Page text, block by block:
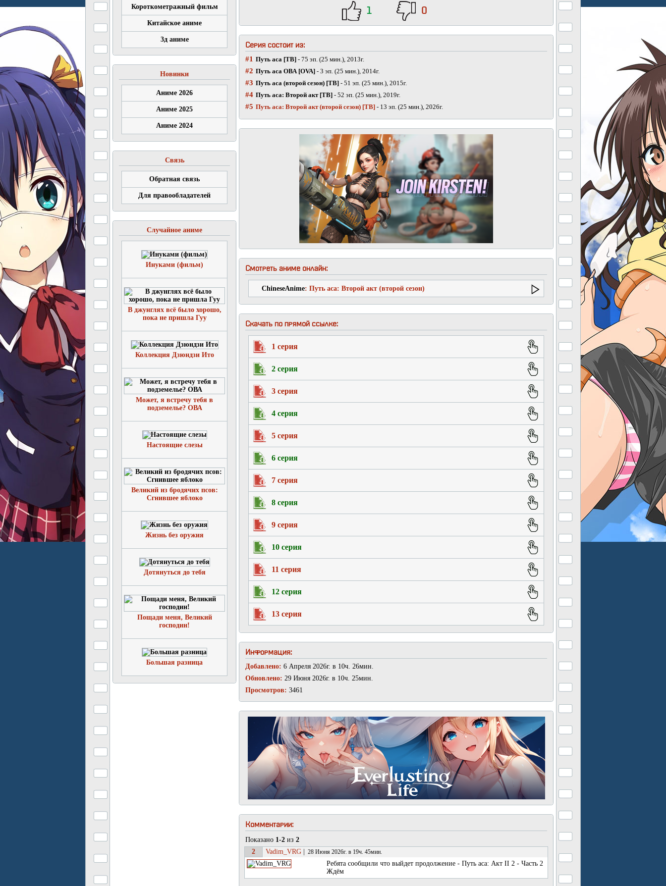
Короткометражный фильм
Китайское аниме
3д аниме
Новинки
Аниме 2026
Аниме 2025
Аниме 2024
Связь
Обратная связь
Для правообладателей
Случайное аниме
Инуками (фильм)
В джунглях всё было хорошо,
пока не пришла Гуу
Коллекция Дзюндзи Ито
Может, я встречу тебя в
подземелье? ОВА
Настоящие слезы
Великий из бродячих псов:
Сгнившее яблоко
Жизнь без оружия
Дотянуться до тебя
Пощади меня, Великий
господин!
Большая разница
1 0
Серия состоит из:
#1 Путь аса [ТВ] - 75 эп. (25 мин.), 2013г.
#2 Путь аса ОВА [OVA] - 3 эп. (25 мин.), 2014г.
#3 Путь аса (второй сезон) [ТВ] - 51 эп. (25 мин.), 2015г.
#4 Путь аса: Второй акт [ТВ] - 52 эп. (25 мин.), 2019г.
#5 Путь аса: Второй акт (второй сезон) [ТВ] - 13 эп. (25 мин.), 2026г.
Смотреть аниме онлайн:
ChineseAnime: Путь аса: Второй акт (второй сезон)
Скачать по прямой ссылке:
1 серия
2 серия
3 серия
4 серия
5 серия
6 серия
7 серия
8 серия
9 серия
10 серия
11 серия
12 серия
13 серия
Информация:
Добавлено: 6 Апреля 2026г. в 10ч. 26мин.
Обновлено: 29 Июня 2026г. в 10ч. 25мин.
Просмотров: 3461
Комментарии:
Показано 1-2 из 2
2
Vadim_VRG 28 Июня 2026г. в 19ч. 45мин.
Ребята сообщили что выйдет продолжение - Путь аса: Акт II 2 - Часть 2
Ждём